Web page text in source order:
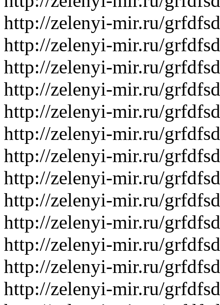
http://zelenyi-mir.ru/
http://zelenyi-mir.ru/
http://zelenyi-mir.ru/
http://zelenyi-mir.ru/
http://zelenyi-mir.ru/
http://zelenyi-mir.ru/
http://zelenyi-mir.ru/
http://zelenyi-mir.ru/
http://zelenyi-mir.ru/
http://zelenyi-mir.ru/
http://zelenyi-mir.ru/
http://zelenyi-mir.ru/
http://zelenyi-mir.ru/